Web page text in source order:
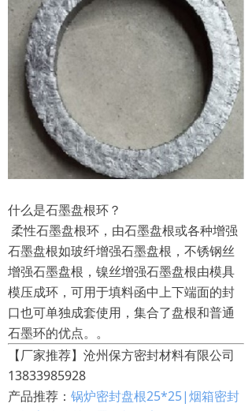
什么是石墨盘根环？
柔性石墨盘根环，由石墨盘根或各种增强
石墨盘根如玻纤增强石墨盘根，不锈钢丝
增强石墨盘根，镍丝增强石墨盘根由模具
模压成环，可用于填料函中上下端面的封
口也可单独成套使用，集合了盘根和普通
石墨环的优点。。
【厂家推荐】沧州保方密封材料有限公司
13833985928
产品推荐： 锅炉密封盘根25*25|烟箱密封